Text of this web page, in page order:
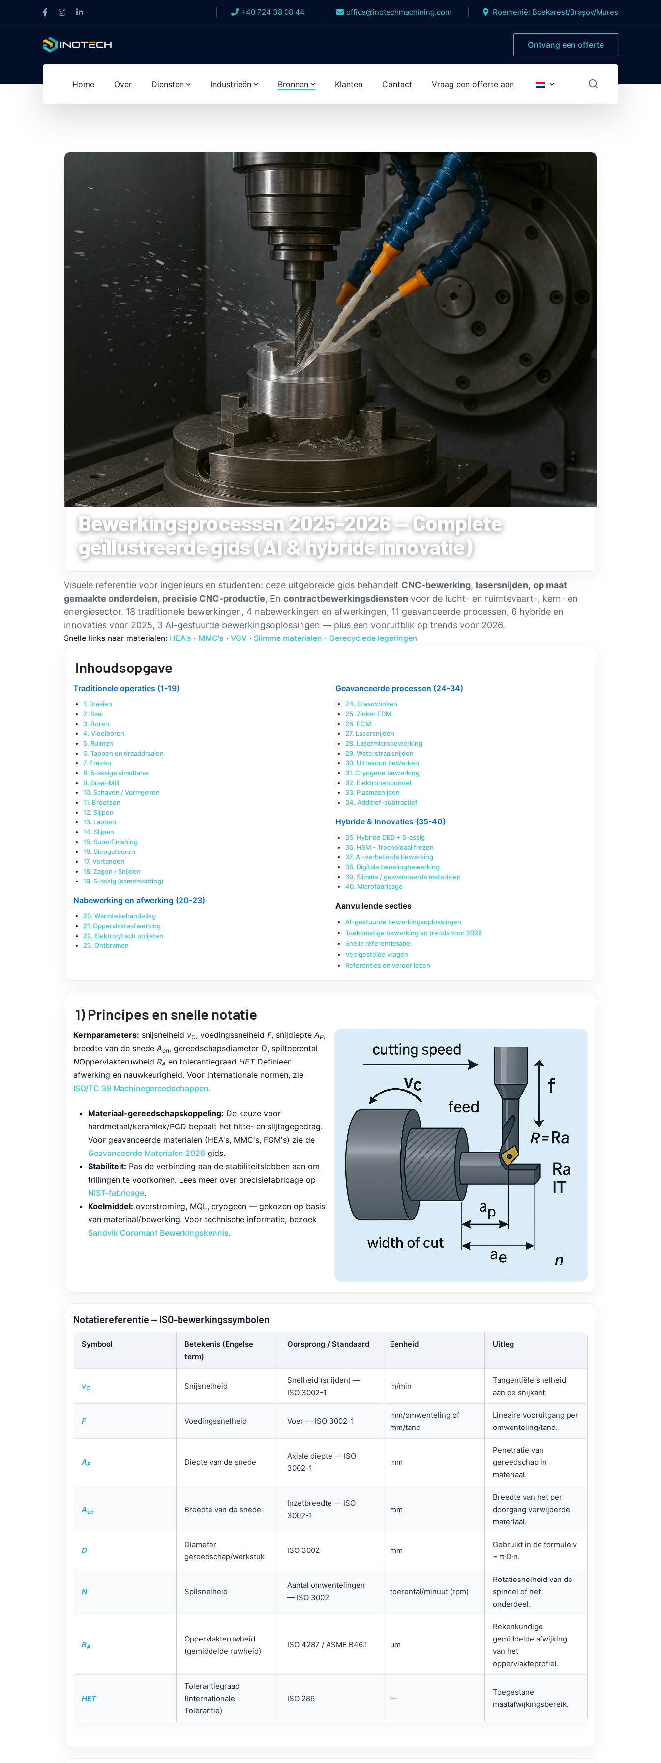
+40 724 38 08 44 office@inotechmachining.com Roemenië: Boekarest/Brașov/Mures
Ontvang een offerte
Home Over Diensten Industrieën Bronnen Klanten Contact Vraag een offerte aan
Bewerkingsprocessen 2025-2026 — Complete
geïllustreerde gids (AI & hybride innovatie)
Visuele referentie voor ingenieurs en studenten: deze uitgebreide gids behandelt CNC-bewerking, lasersnijden, op maat
gemaakte onderdelen, precisie CNC-productie, En contractbewerkingsdiensten voor de lucht- en ruimtevaart-, kern- en
energiesector. 18 traditionele bewerkingen, 4 nabewerkingen en afwerkingen, 11 geavanceerde processen, 6 hybride en
innovaties voor 2025, 3 AI-gestuurde bewerkingsoplossingen — plus een vooruitblik op trends voor 2026.
Snelle links naar materialen: HEA's · MMC's · VGV · Slimme materialen · Gerecyclede legeringen
Inhoudsopgave
Traditionele operaties (1-19)
1. Draaien
2. Saai
3. Boren
4. Vloeiboren
5. Ruimen
6. Tappen en draaddraaien
7. Frezen
8. 5-assige simultane
9. Draai-Mill
10. Schaven / Vormgeven
11. Brootsen
12. Slijpen
13. Lappen
14. Slijpen
15. Superfinishing
16. Diepgatboren
17. Vertanden
18. Zagen / Snijden
19. 5-assig (samenvatting)
Nabewerking en afwerking (20-23)
20. Warmtebehandeling
21. Oppervlakteafwerking
22. Elektrolytisch polijsten
23. Ontbramen
Geavanceerde processen (24-34)
24. Draadvonken
25. Zinker EDM
26. ECM
27. Lasersnijden
28. Lasermicrobewerking
29. Waterstraalsnijden
30. Ultrasoon bewerken
31. Cryogene bewerking
32. Elektronenbundel
33. Plasmasnijden
34. Additief-subtractief
Hybride & Innovaties (35-40)
35. Hybride DED + 5-assig
36. HSM - Trochoïdaal frezen
37. AI-verbeterde bewerking
38. Digitale tweelingbewerking
39. Slimme / geavanceerde materialen
40. Microfabricage
Aanvullende secties
AI-gestuurde bewerkingsoplossingen
Toekomstige bewerking en trends voor 2026
Snelle referentietabel
Veelgestelde vragen
Referenties en verder lezen
1) Principes en snelle notatie
Kernparameters: snijsnelheid vC, voedingssnelheid F, snijdiepteAP,
breedte van de snedeAen, gereedschapsdiameter D, spiltoerental
NOppervlakteruwheid RA en tolerantiegraad HETDefinieer
afwerking en nauwkeurigheid. Voor internationale normen, zie
ISO/TC 39 Machinegereedschappen.
Materiaal-gereedschapskoppeling: De keuze voor
hardmetaal/keramiek/PCD bepaalt het hitte- en slijtagegedrag.
Voor geavanceerde materialen (HEA's, MMC's, FGM's) zie de
Geavanceerde Materialen 2026 gids.
Stabiliteit: Pas de verbinding aan de stabiliteitslobben aan om
trillingen te voorkomen. Lees meer over precisiefabricage op
NIST-fabricage.
Koelmiddel: overstroming, MQL, cryogeen — gekozen op basis
van materiaal/bewerking. Voor technische informatie, bezoek
Sandvik Coromant Bewerkingskennis.
Notatiereferentie — ISO-bewerkingssymbolen
Symbool
Betekenis (Engelse
term)
Oorsprong / Standaard Eenheid Uitleg
vC Snijsnelheid
Snelheid (snijden) —
ISO 3002-1
m/min
Tangentiële snelheid
aan de snijkant.
F Voedingssnelheid Voer — ISO 3002-1
mm/omwenteling of
mm/tand
Lineaire vooruitgang per
omwenteling/tand.
AP Diepte van de snede
Axiale diepte — ISO
3002-1
mm
Penetratie van
gereedschap in
materiaal.
Aen Breedte van de snede
Inzetbreedte — ISO
3002-1
mm
Breedte van het per
doorgang verwijderde
materiaal.
D
Diameter
gereedschap/werkstuk
ISO 3002 mm
Gebruikt in de formule v
= π·D·n.
N Spilsnelheid
Aantal omwentelingen
— ISO 3002
toerental/minuut (rpm)
Rotatiesnelheid van de
spindel of het
onderdeel.
RA
Oppervlakteruwheid
(gemiddelde ruwheid)
ISO 4287 / ASME B46.1 µm
Rekenkundige
gemiddelde afwijking
van het
oppervlakteprofiel.
HET
Tolerantiegraad
(Internationale
Tolerantie)
ISO 286 —
Toegestane
maatafwijkingsbereik.